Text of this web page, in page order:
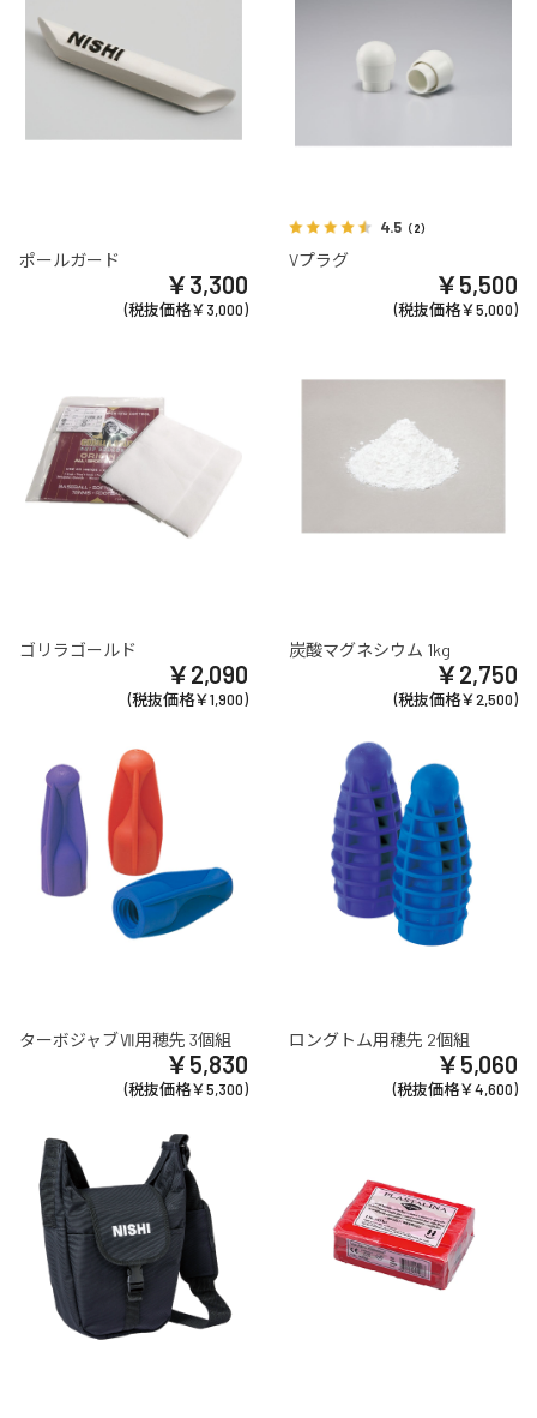
ポールガード
￥3,300
(税抜価格￥3,000)
4.5 （2）
Vプラグ
￥5,500
(税抜価格￥5,000)
ゴリラゴールド
￥2,090
(税抜価格￥1,900)
炭酸マグネシウム 1kg
￥2,750
(税抜価格￥2,500)
ターボジャブⅦ用穂先 3個組
￥5,830
(税抜価格￥5,300)
ロングトム用穂先 2個組
￥5,060
(税抜価格￥4,600)